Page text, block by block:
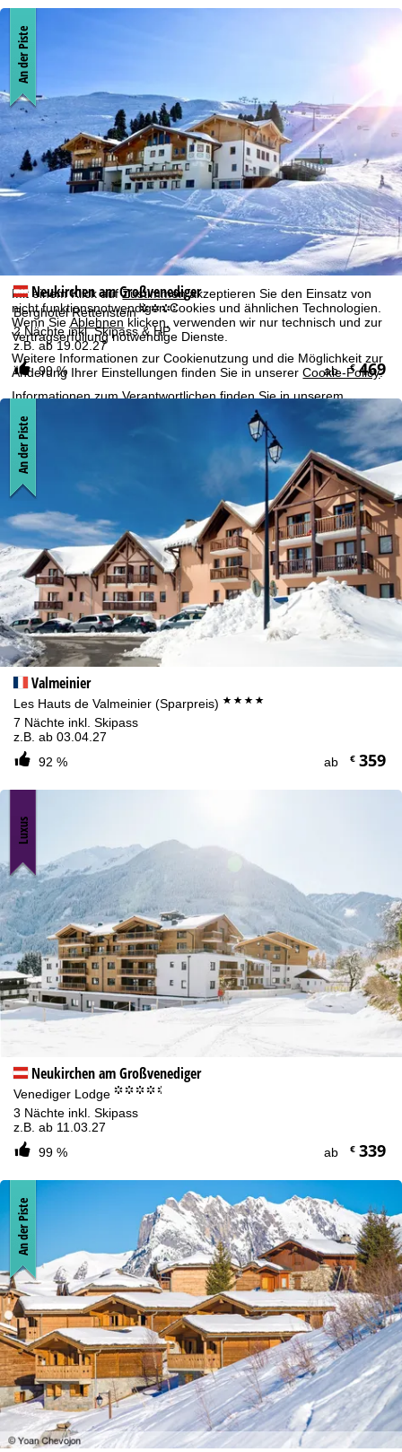
Cookie-Hinweis
Für ein optimales Webangebot erheben wir mit Hilfe von Cookies
Nutzungsinformationen, die wir, die TravelTrex GmbH, auch mit
unseren Partnern teilen. Auf Basis Ihrer Aktivitäten werden dabei
Nutzungsprofile anhand von Endgeräte- und
Browserinformationen erstellt. Diese Nutzungsprofile dienen der
statistischen Analyse, individuellen Produktempfehlung,
individualisierten Werbung und Reichweitenmessung. Dafür
benötigen wir Ihre Zustimmung (jederzeit widerrufbar), die auch
die Datenweitergabe bestimmter personenbezogener Daten an
Drittanbieter in Drittländern außerhalb des Europäischen
Wirtschaftsraumes umfasst, wie Google oder Microsoft in den
USA.
Mit einem Klick aufZustimmenakzeptieren Sie den Einsatz von
nicht funktionsnotwendigen Cookies und ähnlichen Technologien.
Wenn SieAblehnen klicken, verwenden wir nur technisch und zur
Vertragserfüllung notwendige Dienste.
Weitere Informationen zur Cookienutzung und die Möglichkeit zur
Änderung Ihrer Einstellungen finden Sie in unsererCookie-Policy.
Informationen zum Verantwortlichen finden Sie in unserem
. Informationen zu den Verarbeitungszwecken und
Ihren Rechten finden Sie in unserer
Datenschutzerklärung.
Neukirchen am Großvenediger
Berghotel Rettenstein°°°.
2 Nächte inkl. Skipass & HP
z.B. ab 19.02.27
99 %
ab €469
An der Piste
Valmeinier
Les Hauts de Valmeinier (Sparpreis) ****
7 Nächte inkl. Skipass
z.B. ab 03.04.27
92 %
ab €359
An der Piste
Neukirchen am Großvenediger
Venediger Lodge °°°°.
3 Nächte inkl. Skipass
z.B. ab 11.03.27
99 %
ab €339
Luxus
An der Piste